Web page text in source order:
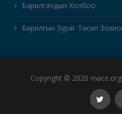
Барилгачдын Холбоо
Барилгын Зураг Төсөл
Copyright © 2020